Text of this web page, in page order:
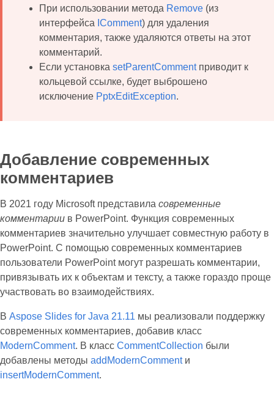
При использовании метода Remove (из
интерфейса IComment) для удаления
комментария, также удаляются ответы на этот
комментарий.
Если установка setParentCommentприводит к
кольцевой ссылке, будет выброшено
исключение PptxEditException.
Добавление современных
комментариев
В 2021 году Microsoft представила современные
комментарии в PowerPoint. Функция современных
комментариев значительно улучшает совместную работу в
PowerPoint. С помощью современных комментариев
пользователи PowerPoint могут разрешать комментарии,
привязывать их к объектам и тексту, а также гораздо проще
участвовать во взаимодействиях.
В Aspose Slides for Java 21.11 мы реализовали поддержку
современных комментариев, добавив класс
ModernComment. В класс CommentCollection были
добавлены методы addModernCommentи
insertModernComment.